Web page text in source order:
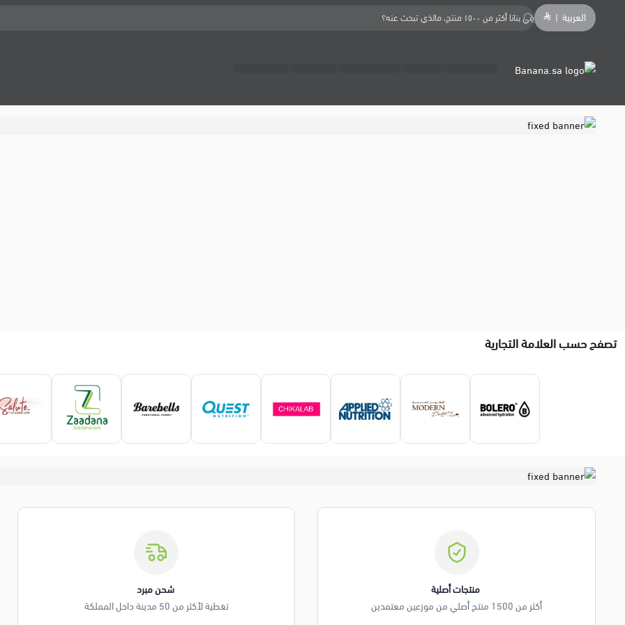
العربية |
Banana.sa
تصفح حسب العلامة التجارية
️ منتجات أصلية
أكثر من 1500 منتج أصلي من موزعين معتمدين
️ شحن مبرد
تغطية لأكثر من 50 مدينة داخل المملكة